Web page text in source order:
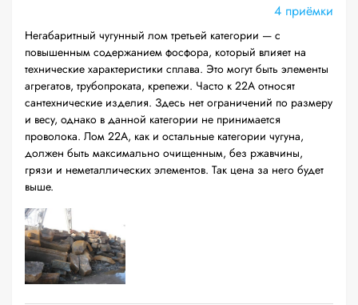
4 приёмки
Негабаритный чугунный лом третьей категории — с
повышенным содержанием фосфора, который влияет на
технические характеристики сплава. Это могут быть элементы
агрегатов, трубопроката, крепежи. Часто к 22А относят
сантехнические изделия. Здесь нет ограничений по размеру
и весу, однако в данной категории не принимается
проволока. Лом 22А, как и остальные категории чугуна,
должен быть максимально очищенным, без ржавчины,
грязи и неметаллических элементов. Так цена за него будет
выше.